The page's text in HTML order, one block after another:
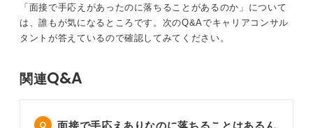
「面接で手応えがあったのに落ちることがあるのか」について
は、誰もが気になるところです。次のQ&Aでキャリアコンサル
タントが答えているので確認してみてください。
関連Q&A